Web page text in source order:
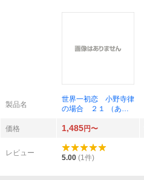
製品名
世界一初恋 小野寺律
の場合 ２１ （あす
Ｘ） （小冊子付き特
価格 1,485円〜
レビュー
5.00 (1件)